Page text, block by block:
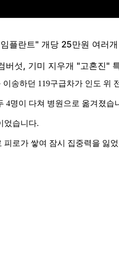
송하던 119구급차가 인도 위
4명이 다쳐 병원으로 옮겨졌습
었습니다.
로가 쌓여 잠시 집중력을 잃